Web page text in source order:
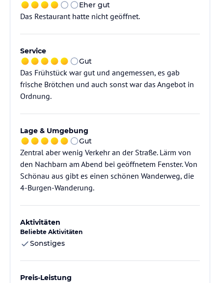
Eher gut
Das Restaurant hatte nicht geöffnet.
Service
Gut
Das Frühstück war gut und angemessen, es gab
frische Brötchen und auch sonst war das Angebot in
Ordnung.
Lage & Umgebung
Gut
Zentral aber wenig Verkehr an der Straße. Lärm von
den Nachbarn am Abend bei geöffnetem Fenster. Von
Schönau aus gibt es einen schönen Wanderweg, die
4-Burgen-Wanderung.
Aktivitäten
Beliebte Aktivitäten
Sonstiges
Preis-Leistung